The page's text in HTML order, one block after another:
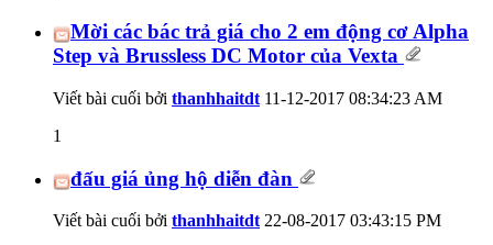
Mời các bác trả giá cho 2 em động cơ Alpha
Step và Brussless DC Motor của Vexta
Viết bài cuối bởi thanhhaitdt 11-12-2017 08:34:23 AM
1
đấu giá ủng hộ diễn đàn
Viết bài cuối bởi thanhhaitdt 22-08-2017 03:43:15 PM